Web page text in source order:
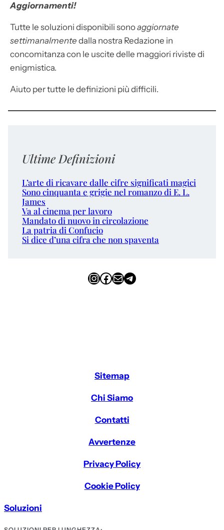
Aggiornamenti!
Tutte le soluzioni disponibili sonoaggiornate
settimanalmente dalla nostra Redazione in
concomitanza con le uscite delle maggiori riviste di
enigmistica.
Aiuto per tutte le definizioni più difficili.
Ultime Definizioni
L’arte di ricavare dalle cifre significati magici
Sono cinquanta e grigie nel romanzo di E. L.
James
Va al cinema per lavoro
Mandato di nuovo in circolazione
La patria di Confucio
Si dice d’una cifra che non spaventa
InstagramFacebook Email Telegram
Sitemap
Chi Siamo
Contatti
Avvertenze
Privacy Policy
Cookie Policy
Soluzioni